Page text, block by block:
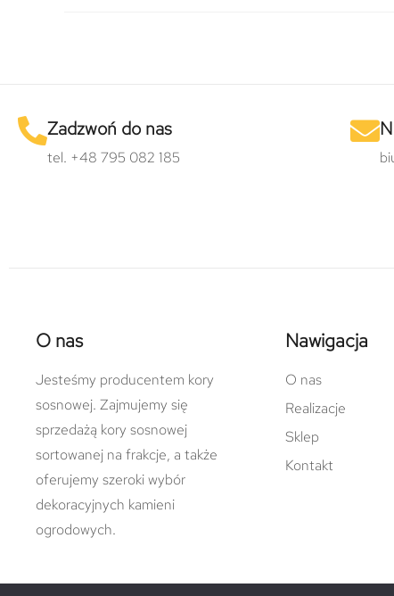
Zadzwoń do nas
tel. +48 795 082 185
O nas
Jesteśmy producentem kory
sosnowej. Zajmujemy się
sprzedażą kory sosnowej
sortowanej na frakcje, a także
oferujemy szeroki wybór
dekoracyjnych kamieni
ogrodowych.
Nawigacja
O nas
Realizacje
Sklep
Kontakt